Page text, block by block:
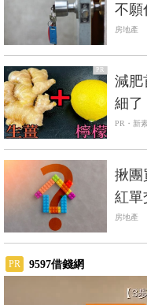
不
才能
房地產
PR
減肥
細了
PR・新
揪團
紅單
房地產
PR 9597借錢網